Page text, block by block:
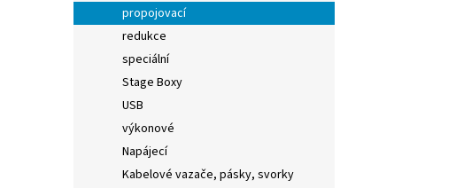
propojovací
redukce
speciální
Stage Boxy
USB
výkonové
Napájecí
Kabelové vazače, pásky, svorky